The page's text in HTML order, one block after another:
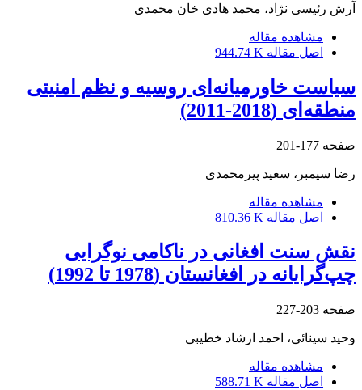
آرش رئیسی نژاد، محمد هادی خان محمدی
مشاهده مقاله
اصل مقاله 944.74 K
سیاست خاورمیانه‌ای روسیه و نظم امنیتی
منطقه‌ای (2018-2011)
صفحه 177-201
رضا سیمبر، سعید پیرمحمدی
مشاهده مقاله
اصل مقاله 810.36 K
نقش سنت افغانی در ناکامی ‌نوگرایی
چپ‌گرایانه در افغانستان (1978 تا 1992)
صفحه 203-227
وحید سینائی، احمد ارشاد خطیبی
مشاهده مقاله
اصل مقاله 588.71 K